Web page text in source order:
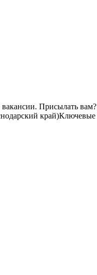
Присылать вам?
край)Ключевые